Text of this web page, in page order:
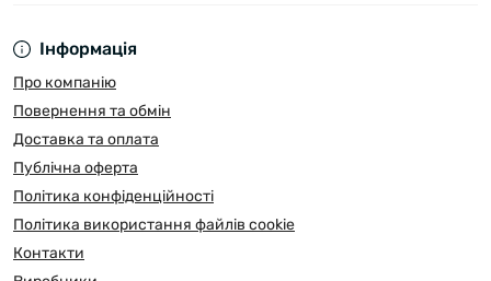
Інформація
Про компанію
Повернення та обмін
Доставка та оплата
Публічна оферта
Політика конфіденційності
Політика використання файлів cookie
Контакти